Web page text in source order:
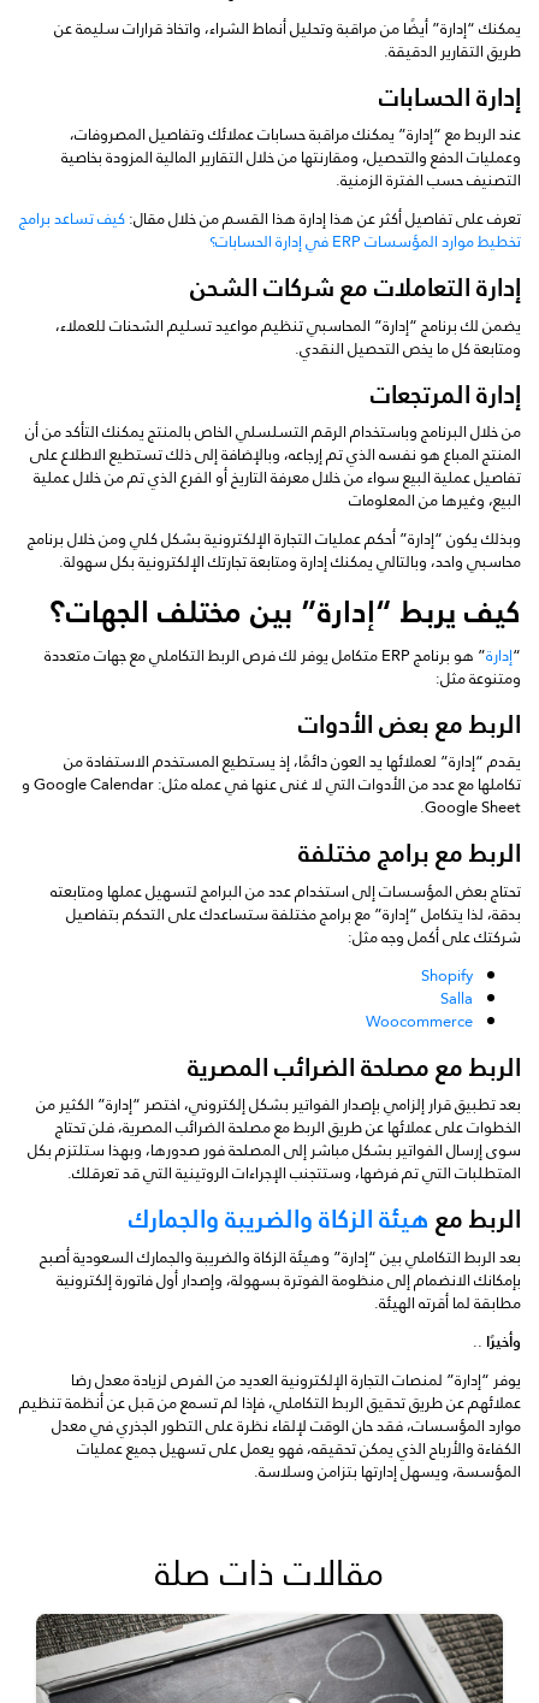
يمكنك “إدارة” أيضًا من مراقبة وتحليل أنماط الشراء، واتخاذ قرارات سليمة عن
طريق التقارير الدقيقة.
إدارة الحسابات
عند الربط مع “إدارة” يمكنك مراقبة حسابات عملائك وتفاصيل المصروفات،
وعمليات الدفع والتحصيل، ومقارنتها من خلال التقارير المالية المزودة بخاصية
التصنيف حسب الفترة الزمنية.
تعرف على تفاصيل أكثر عن هذا إدارة هذا القسم من خلال مقال:كيف تساعد برامج
تخطيط موارد المؤسسات ERP في إدارة الحسابات؟
إدارة التعاملات مع شركات الشحن
يضمن لك برنامج “إدارة” المحاسبي تنظيم مواعيد تسليم الشحنات للعملاء،
ومتابعة كل ما يخص التحصيل النقدي.
إدارة المرتجعات
من خلال البرنامج وباستخدام الرقم التسلسلي الخاص بالمنتج يمكنك التأكد من أن
المنتج المباع هو نفسه الذي تم إرجاعه، وبالإضافة إلى ذلك تستطيع الاطلاع على
تفاصيل عملية البيع سواء من خلال معرفة التاريخ أو الفرع الذي تم من خلال عملية
البيع، وغيرها من المعلومات
وبذلك يكون “إدارة” أحكم عمليات التجارة الإلكترونية بشكل كلي ومن خلال برنامج
محاسبي واحد، وبالتالي يمكنك إدارة ومتابعة تجارتك الإلكترونية بكل سهولة.
كيف يربط “إدارة” بين مختلف الجهات؟
“إدارة ” هو برنامج ERP متكامل يوفر لك فرص الربط التكاملي مع جهات متعددة
ومتنوعة مثل:
الربط مع بعض الأدوات
يقدم “إدارة” لعملائها يد العون دائمًا، إذ يستطيع المستخدم الاستفادة من
تكاملها مع عدد من الأدوات التي لا غنى عنها في عمله مثل: Google Calendar و
Google Sheet.
الربط مع برامج مختلفة
تحتاج بعض المؤسسات إلى استخدام عدد من البرامج لتسهيل عملها ومتابعته
بدقة، لذا يتكامل “إدارة” مع برامج مختلفة ستساعدك على التحكم بتفاصيل
شركتك على أكمل وجه مثل:
Shopify
Salla
Woocommerce
الربط مع مصلحة الضرائب المصرية
بعد تطبيق قرار إلزامي بإصدار الفواتير بشكل إلكتروني، اختصر “إدارة” الكثير من
الخطوات على عملائها عن طريق الربط مع مصلحة الضرائب المصرية، فلن تحتاج
سوى إرسال الفواتير بشكل مباشر إلى المصلحة فور صدورها، وبهذا ستلتزم بكل
المتطلبات التي تم فرضها، وستتجنب الإجراءات الروتينية التي قد تعرقلك.
الربط معهيئة الزكاة والضريبة والجمارك
بعد الربط التكاملي بين “إدارة” وهيئة الزكاة والضريبة والجمارك السعودية أصبح
بإمكانك الانضمام إلى منظومة الفوترة بسهولة، وإصدار أول فاتورة إلكترونية
مطابقة لما أقرته الهيئة.
وأخيرًا ..
يوفر “إدارة” لمنصات التجارة الإلكترونية العديد من الفرص لزيادة معدل رضا
عملائهم عن طريق تحقيق الربط التكاملي، فإذا لم تسمع من قبل عن أنظمة تنظيم
موارد المؤسسات، فقد حان الوقت لإلقاء نظرة على التطور الجذري في معدل
الكفاءة والأرباح الذي يمكن تحقيقه، فهو يعمل على تسهيل جميع عمليات
المؤسسة، ويسهل إدارتها بتزامن وسلاسة.
مقالات ذات صلة